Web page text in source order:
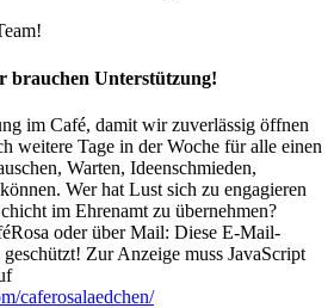
brauchen Unterstützung!
im Café, damit wir zuverlässig öffnen
weitere Tage in der Woche für alle einen
Warten, Ideenschmieden,
Wer hat Lust sich zu engagieren
im Ehrenamt zu übernehmen?
oder über Mail: Diese E-Mail-
Zur Anzeige muss JavaScript
caferosalaedchen/